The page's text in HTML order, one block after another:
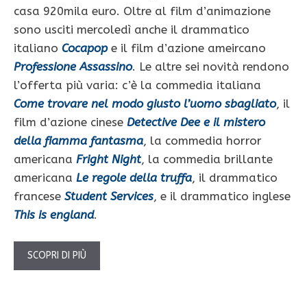
casa 920mila euro. Oltre al film d’animazione
sono usciti mercoledì anche il drammatico
italiano Cocapope il film d’azione ameircano
Professione Assassino. Le altre sei novità rendono
l’offerta più varia: c’è la commedia italiana
Come trovare nel modo giusto l’uomo sbagliato, il
film d’azione cinese Detective Dee e il mistero
della fiamma fantasma, la commedia horror
americana Fright Night, la commedia brillante
americana Le regole della truffa, il drammatico
francese Student Services, e il drammatico inglese
This is england.
SCOPRI DI PIÙ